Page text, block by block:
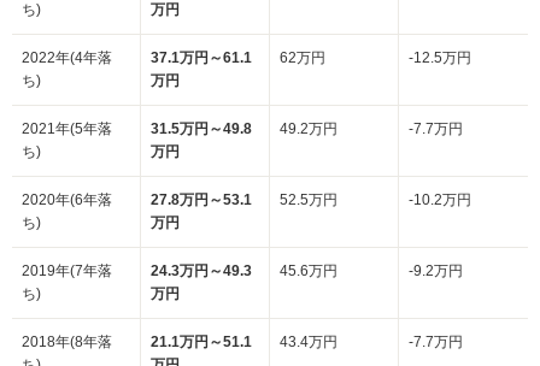
ち)
万円
2022年(4年落
ち)
37.1万円～61.1
万円
62万円 -12.5万円
2021年(5年落
ち)
31.5万円～49.8
万円
49.2万円 -7.7万円
2020年(6年落
ち)
27.8万円～53.1
万円
52.5万円 -10.2万円
2019年(7年落
ち)
24.3万円～49.3
万円
45.6万円 -9.2万円
2018年(8年落
21.1万円～51.1
43.4万円 -7.7万円